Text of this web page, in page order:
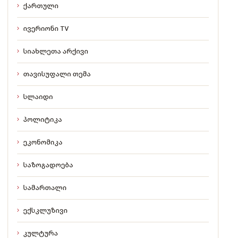
ქართული
ივერიონი TV
სიახლეთა არქივი
თავისუფალი თემა
სლაიდი
პოლიტიკა
ეკონომიკა
საზოგადოება
სამართალი
ექსკლუზივი
კულტურა